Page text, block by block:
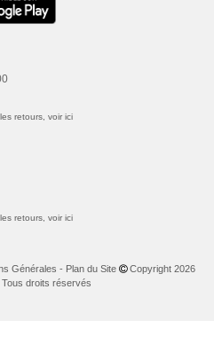
retours, voir ici
retours, voir ici
Générales - Plan du Site
Copyright 2026
droits réservés